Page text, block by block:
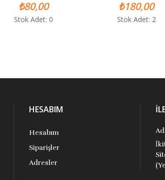
₺80,00
Stok Adet: 0
₺180,00
Stok Adet: 2
HESABIM
Hesabım
Siparişler
Adresler